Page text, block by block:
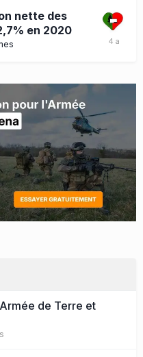
nette des
en 2020
de Terre et